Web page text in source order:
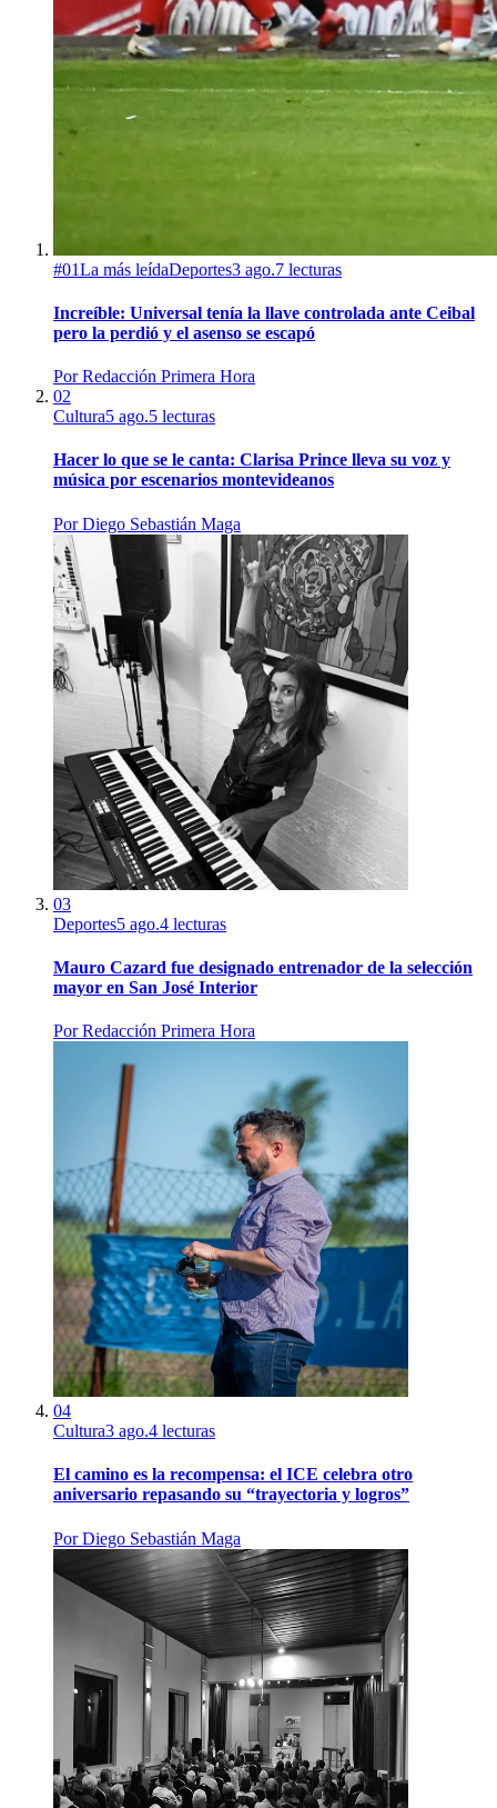
#01La más leídaDeportes3 ago.7 lecturas
Increíble: Universal tenía la llave controlada ante Ceibal
pero la perdió y el asenso se escapó
PorRedacción Primera Hora
02
Cultura5 ago.5 lecturas
Hacer lo que se le canta: Clarisa Prince lleva su voz y
música por escenarios montevideanos
PorDiego Sebastián Maga
03
Deportes5 ago.4 lecturas
Mauro Cazard fue designado entrenador de la selección
mayor en San José Interior
PorRedacción Primera Hora
04
Cultura3 ago.4 lecturas
El camino es la recompensa: el ICE celebra otro
aniversario repasando su “trayectoria y logros”
PorDiego Sebastián Maga